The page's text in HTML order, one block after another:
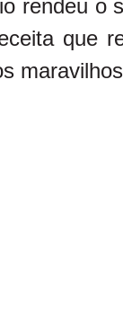
rendeu o
que